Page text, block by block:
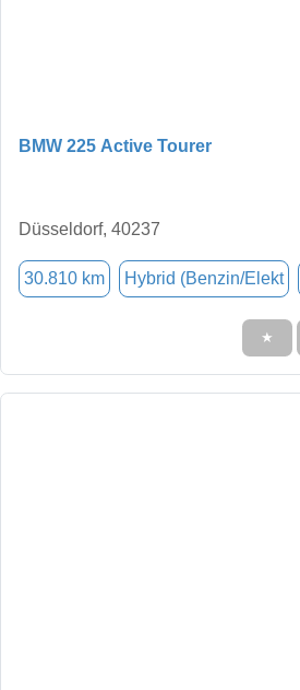
BMW 225 Active Tourer
Düsseldorf, 40237
30.810 km Hybrid (Benzin/Elekt
★